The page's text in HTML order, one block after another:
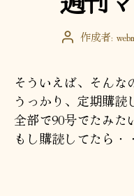
投 作成者:
そういえば、そんな
うっかり、定期購読
全部で90号でたみた
もし購読してたら・